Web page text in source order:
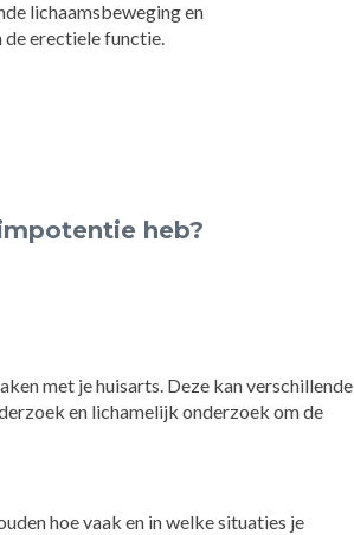
lichaamsbeweging en
de erectiele functie.
heb?
met je huisarts. Deze kan verschillende
en lichamelijk onderzoek om de
hoe vaak en in welke situaties je